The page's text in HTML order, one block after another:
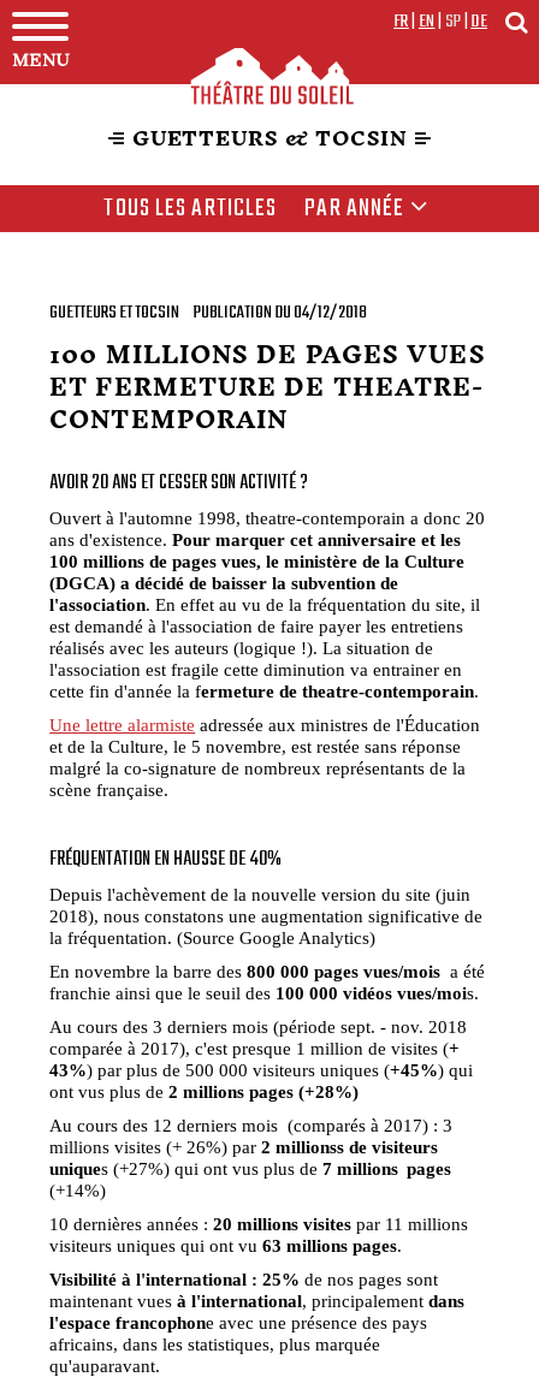
MENU
FR|EN|SP|DE
GUETTEURS & TOCSIN
TOUS LES ARTICLES PAR ANNÉE
GUETTEURS ET TOCSIN PUBLICATION DU 04/12/2018
100 MILLIONS DE PAGES VUES
ET FERMETURE DE THEATRE-
CONTEMPORAIN
AVOIR 20 ANS ET CESSER SON ACTIVITÉ ?
Ouvert à l'automne 1998, theatre-contemporain a donc 20
ans d'existence.Pour marquer cet anniversaire et les
100 millions de pages vues, le ministère de la Culture
(DGCA) a décidé de baisser la subvention de
l'association. En effet au vu de la fréquentation du site, il
est demandé à l'association de faire payer les entretiens
réalisés avec les auteurs (logique !). La situation de
l'association est fragile cette diminution va entrainer en
cette fin d'année la fermeture de theatre-contemporain.
Une lettre alarmiste adressée aux ministres de l'Éducation
et de la Culture, le 5 novembre, est restée sans réponse
malgré la co-signature de nombreux représentants de la
scène française.
FRÉQUENTATION EN HAUSSE DE 40%
Depuis l'achèvement de la nouvelle version du site (juin
2018), nous constatons une augmentation significative de
la fréquentation. (Source Google Analytics)
En novembre la barre des800 000 pages vues/mois a été
franchie ainsi que le seuil des 100 000 vidéos vues/mois.
Au cours des 3 derniers mois (période sept. - nov. 2018
comparée à 2017), c'est presque 1 million de visites (+
43%) par plus de 500 000 visiteurs uniques (+45%) qui
ont vus plus de2 millions pages (+28%)
Au cours des 12 derniers mois (comparés à 2017) : 3
millions visites (+ 26%) par2 millionss de visiteurs
uniques (+27%) qui ont vus plus de7 millions pages
(+14%)
10 dernières années :20 millions visites par 11 millions
visiteurs uniques qui ont vu63 millions pages.
Visibilité à l'international : 25% de nos pages sont
maintenant vuesà l'international, principalementdans
l'espace francophone avec une présence des pays
africains, dans les statistiques, plus marquée
qu'auparavant.